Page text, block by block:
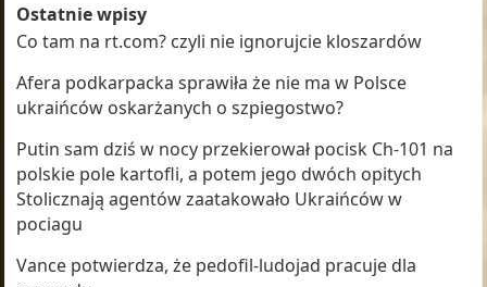
Ostatnie wpisy
Co tam na rt.com? czyli nie ignorujcie kloszardów
Afera podkarpacka sprawiła że nie ma w Polsce
ukraińców oskarżanych o szpiegostwo?
Putin sam dziś w nocy przekierował pocisk Ch-101 na
polskie pole kartofli, a potem jego dwóch opitych
Stolicznają agentów zaatakowało Ukraińców w
pociagu
Vance potwierdza, że pedofil-ludojad pracuje dla